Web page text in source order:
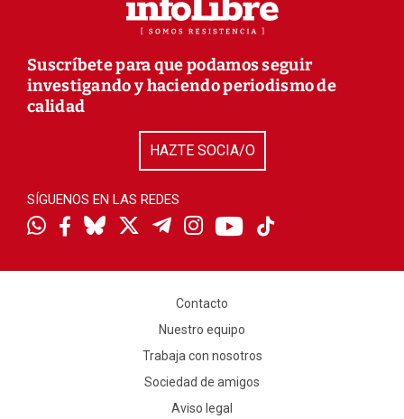
Suscríbete para que podamos seguir
investigando y haciendo periodismo de
calidad
HAZTE SOCIA/O
SÍGUENOS EN LAS REDES
Contacto
Nuestro equipo
Trabaja con nosotros
Sociedad de amigos
Aviso legal